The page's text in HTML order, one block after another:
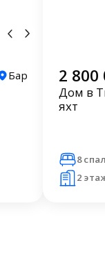
Бар 2 800
Дом в
яхт
8
2